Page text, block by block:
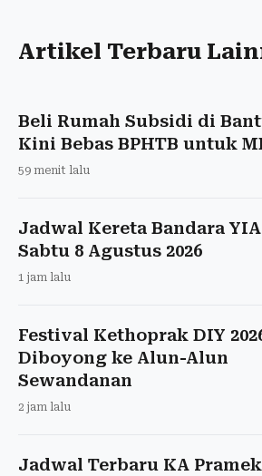
Artikel Terbaru
Beli Rumah Subsidi di
Kini Bebas BPHTB untuk
59 menit lalu
Jadwal Kereta Bandara
Sabtu 8 Agustus 2026
1 jam lalu
Festival Kethoprak DIY
Diboyong ke Alun-Alun
Sewandanan
2 jam lalu
Jadwal Terbaru KA